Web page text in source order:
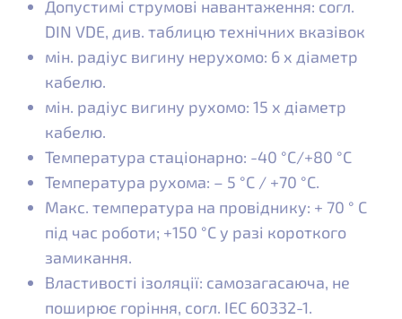
Допустимі струмові навантаження: согл.
DIN VDE, див. таблицю технічних вказівок
мін. радіус вигину нерухомо: 6 x діаметр
кабелю.
мін. радіус вигину рухомо: 15 x діаметр
кабелю.
Температура стаціонарно: -40 °C/+80 °C
Температура рухома: – 5 °C / +70 °C.
Макс. температура на провіднику: + 70 ° C
під час роботи; +150 °C у разі короткого
замикання.
Властивості ізоляції: самозагасаюча, не
поширює горіння, согл. IEC 60332-1.